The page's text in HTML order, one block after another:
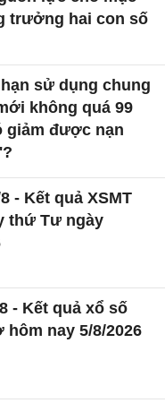
trưởng hai con số
sử dụng chung
không quá 99
giảm được nạn
- Kết quả XSMT
thứ Tư ngày
- Kết quả xổ số
hôm nay 5/8/2026